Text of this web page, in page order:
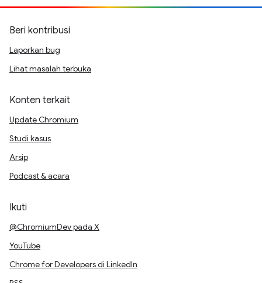
Beri kontribusi
Laporkan bug
Lihat masalah terbuka
Konten terkait
Update Chromium
Studi kasus
Arsip
Podcast & acara
Ikuti
@ChromiumDev pada X
YouTube
Chrome for Developers di LinkedIn